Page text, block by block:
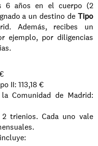
6 años en el cuerpo (2
a un destino de Tipo
Además, recibes un
ejemplo, por diligencias
II: 113,18 €
Comunidad de Madrid:
trienios. Cada uno vale